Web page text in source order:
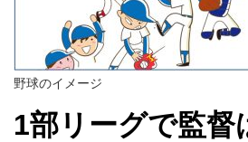
野球のイメージ
1部リーグで監督